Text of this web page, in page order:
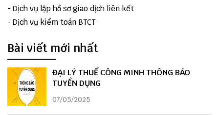
- Dịch vụ lập hồ sơ giao dịch liên kết
- Dịch vụ kiểm toán BTCT
Bài viết mới nhất
ĐẠI LÝ THUẾ CÔNG MINH THÔNG BÁO
TUYỂN DỤNG
07/05/2025